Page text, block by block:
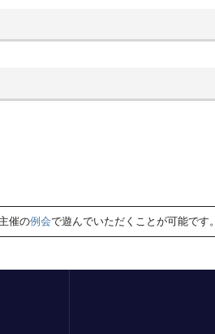
催の例会で遊んでいただくことが可能です。